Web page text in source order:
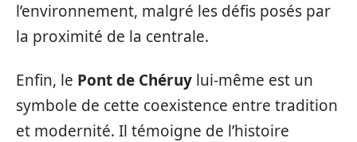
l’environnement, malgré les défis posés par
la proximité de la centrale.
Enfin, le Pont de Chéruy lui-même est un
symbole de cette coexistence entre tradition
et modernité. Il témoigne de l’histoire